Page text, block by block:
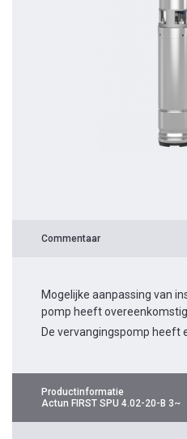
Commentaar
Mogelijke aanpassing van
pomp heeft
De vervangingspomp heeft
Productinformatie
Actun FIRST SPU 4.02-20-B 3~